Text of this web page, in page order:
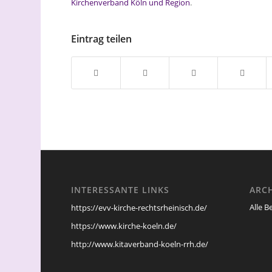
Kirchenverband Köln und Region.
Eintrag teilen
INTERESSANTE LINKS
https://evv-kirche-rechtsrheinisch.de/
https://www.kirche-koeln.de/
http://www.kitaverband-koeln-rrh.de/
Alle